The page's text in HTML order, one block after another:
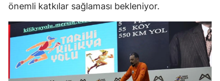
önemli katkılar sağlaması bekleniyor.